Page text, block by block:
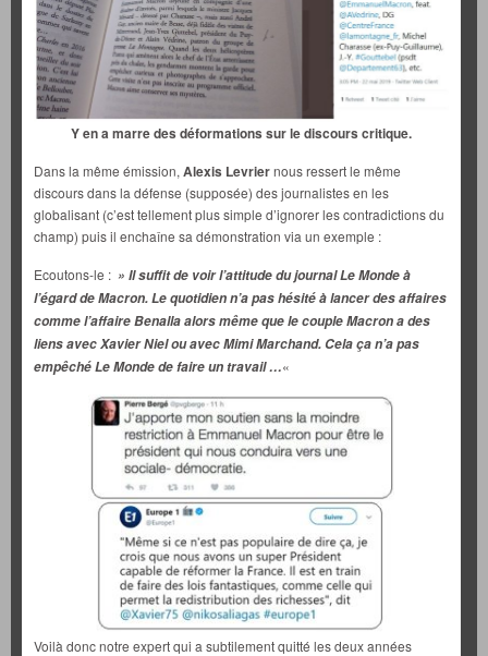
Y en a marre des déformations sur le discours critique.
Dans la même émission, Alexis Levriernous ressert le même
discours dans la défense (supposée) des journalistes en les
globalisant (c’est tellement plus simple d’ignorer les contradictions du
champ) puis il enchaîne sa démonstration via un exemple :
Ecoutons-le : » Il suffit de voir l’attitude du journal Le Monde à
l’égard de Macron. Le quotidien n’a pas hésité à lancer des affaires
comme l’affaire Benalla alors même que le couple Macron a des
liens avec Xavier Niel ou avec Mimi Marchand. Cela ça n’a pas
empêché Le Monde de faire un travail …«
Voilà donc notre expert qui a subtilement quitté les deux années